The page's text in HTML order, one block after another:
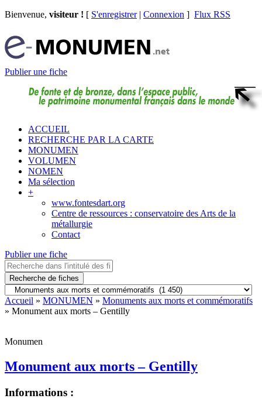
Bienvenue, visiteur ! [ S'enregistrer| Connexion ] Flux RSS
Publier une fiche
ACCUEIL
RECHERCHE PAR LA CARTE
MONUMEN
VOLUMEN
NOMEN
Ma sélection
+
www.fontesdart.org
Centre de ressources : conservatoire des Arts de la
métallurgie
Contact
Publier une fiche
Recherche de fiches
Accueil » MONUMEN » Monuments aux morts et commémoratifs
» Monument aux morts – Gentilly
Monumen
Monument aux morts – Gentilly
Informations :